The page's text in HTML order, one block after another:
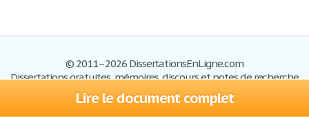
Lire le document complet
© 2011–2026 DissertationsEnLigne.com
Dissertations gratuites, mémoires, discours et notes de recherche